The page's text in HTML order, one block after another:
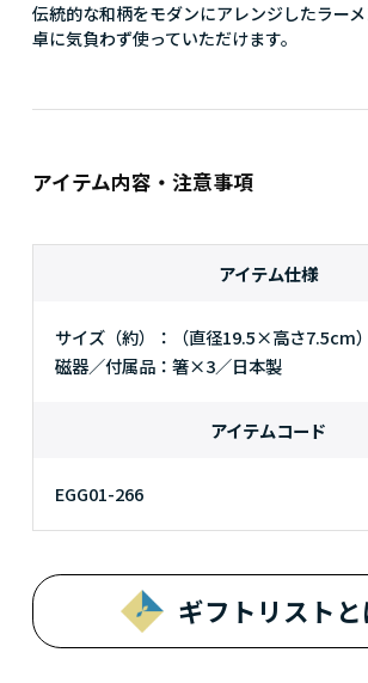
伝統的な和柄をモダンにアレンジしたラー
卓に気負わず使っていただけます。
アイテム内容・注意事項
アイテム仕様
サイズ（約）：（直径19.5×高さ7.5cm
磁器／付属品：箸×3／日本製
アイテムコード
EGG01-266
ギフトリストと